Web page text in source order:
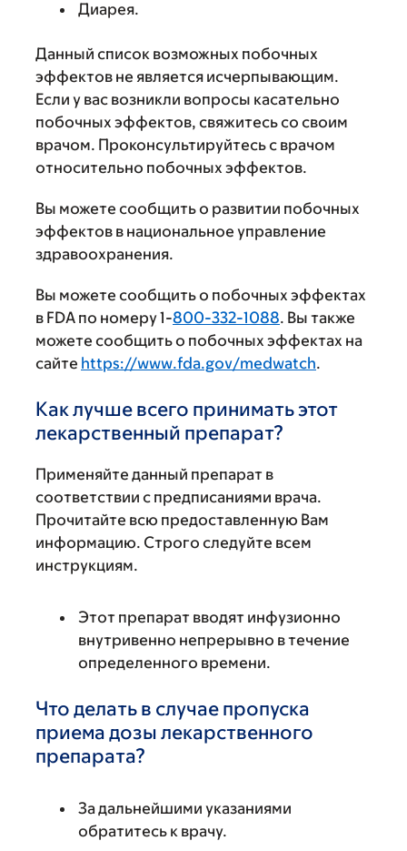
Диарея.
Данный список возможных побочных
эффектов не является исчерпывающим.
Если у вас возникли вопросы касательно
побочных эффектов, свяжитесь со своим
врачом. Проконсультируйтесь с врачом
относительно побочных эффектов.
Вы можете сообщить о развитии побочных
эффектов в национальное управление
здравоохранения.
Вы можете сообщить о побочных эффектах
в FDA по номеру 1-800-332-1088. Вы также
можете сообщить о побочных эффектах на
сайте https://www.fda.gov/medwatch.
Как лучше всего принимать этот
лекарственный препарат?
Применяйте данный препарат в
соответствии с предписаниями врача.
Прочитайте всю предоставленную Вам
информацию. Строго следуйте всем
инструкциям.
Этот препарат вводят инфузионно
внутривенно непрерывно в течение
определенного времени.
Что делать в случае пропуска
приема дозы лекарственного
препарата?
За дальнейшими указаниями
обратитесь к врачу.